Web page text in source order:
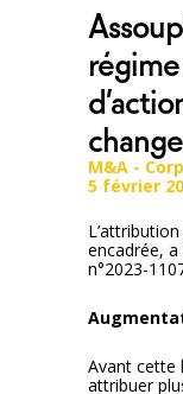
change
M&A -
5 février
encadrée,
n°2023-
Avant cette
attribuer